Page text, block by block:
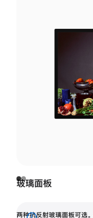
玻璃面板
两种抗反射玻璃面板可选。